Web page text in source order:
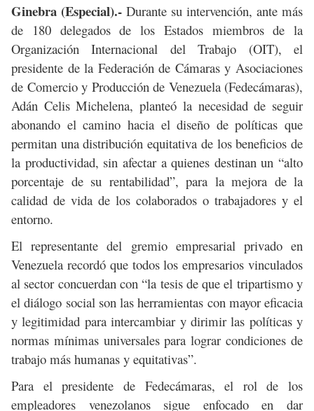
Ginebra (Especial).- Durante su intervención, ante más
de 180 delegados de los Estados miembros de la
Organización Internacional del Trabajo (OIT), el
presidente de la Federación de Cámaras y Asociaciones
de Comercio y Producción de Venezuela (Fedecámaras),
Adán Celis Michelena, planteó la necesidad de seguir
abonando el camino hacia el diseño de políticas que
permitan una distribución equitativa de los beneficios de
la productividad, sin afectar a quienes destinan un “alto
porcentaje de su rentabilidad”, para la mejora de la
calidad de vida de los colaborados o trabajadores y el
entorno.
El representante del gremio empresarial privado en
Venezuela recordó que todos los empresarios vinculados
al sector concuerdan con “la tesis de que el tripartismo y
el diálogo social son las herramientas con mayor eficacia
y legitimidad para intercambiar y dirimir las políticas y
normas mínimas universales para lograr condiciones de
trabajo más humanas y equitativas”.
Para el presidente de Fedecámaras, el rol de los
empleadores venezolanos sigue enfocado en dar